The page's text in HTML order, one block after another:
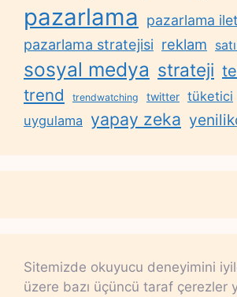
pazarlama
pazarlama
pazarlama stratejisi reklam
sosyal medya strateji
trend trendwatching twitter tüketici
uygulama yapay zeka
Sitemizde okuyucu deneyimini
üzere bazı üçüncü taraf çerezler